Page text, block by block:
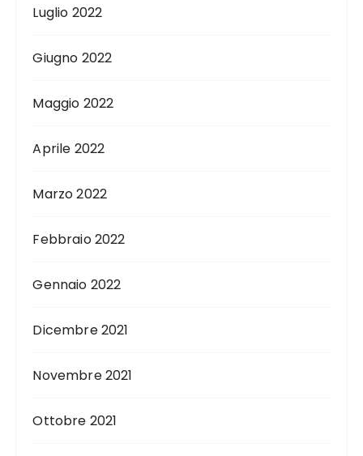
Luglio 2022
Giugno 2022
Maggio 2022
Aprile 2022
Marzo 2022
Febbraio 2022
Gennaio 2022
Dicembre 2021
Novembre 2021
Ottobre 2021